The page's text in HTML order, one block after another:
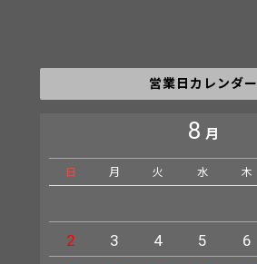
営業日カレンダー
8 月
日 月 火 水 木
2
3 4 5 6